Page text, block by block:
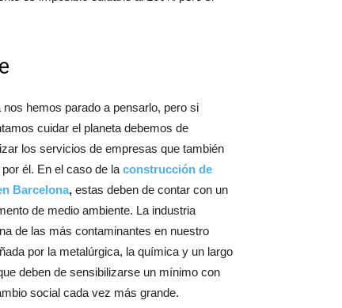
hemos parado a pensarlo, pero si
cuidar el planeta debemos de
los servicios de empresas que también
él. En el caso de la construcción de
Barcelona, estas deben de contar con un
de medio ambiente. La industria
de las más contaminantes en nuestro
por la metalúrgica, la química y un largo
deben de sensibilizarse un mínimo con
social cada vez más grande.